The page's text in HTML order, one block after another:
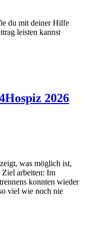
du mit deiner Hilfe
leisten kannst
2026
was möglich ist,
Ziel arbeiten: Im
konnten wieder
viel wie noch nie